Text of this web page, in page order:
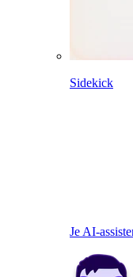
Sidekick
Je AI-